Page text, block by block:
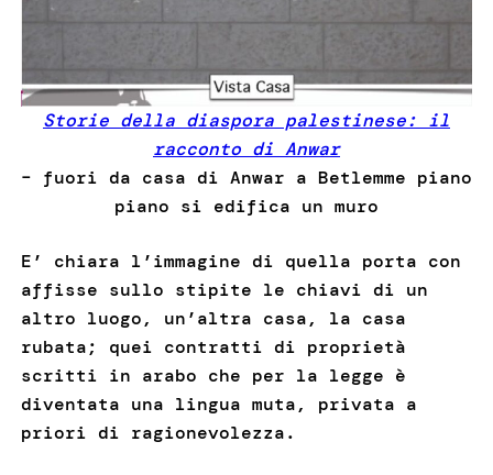
Storie della diaspora palestinese: il
racconto di Anwar
– fuori da casa di Anwar a Betlemme piano
piano si edifica un muro
E’ chiara l’immagine di quella porta con
affisse sullo stipite le chiavi di un
altro luogo, un’altra casa, la casa
rubata; quei contratti di proprietà
scritti in arabo che per la legge è
diventata una lingua muta, privata a
priori di ragionevolezza.